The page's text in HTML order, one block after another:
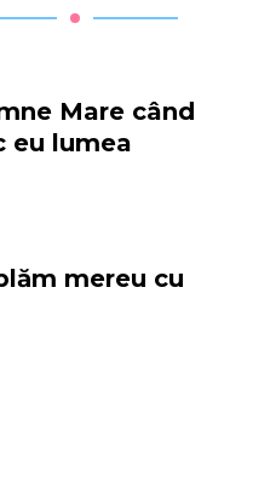
Mare când
eu lumea
mereu cu